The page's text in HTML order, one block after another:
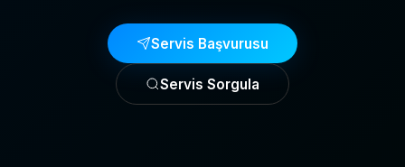
Servis Başvurusu
Servis Sorgula